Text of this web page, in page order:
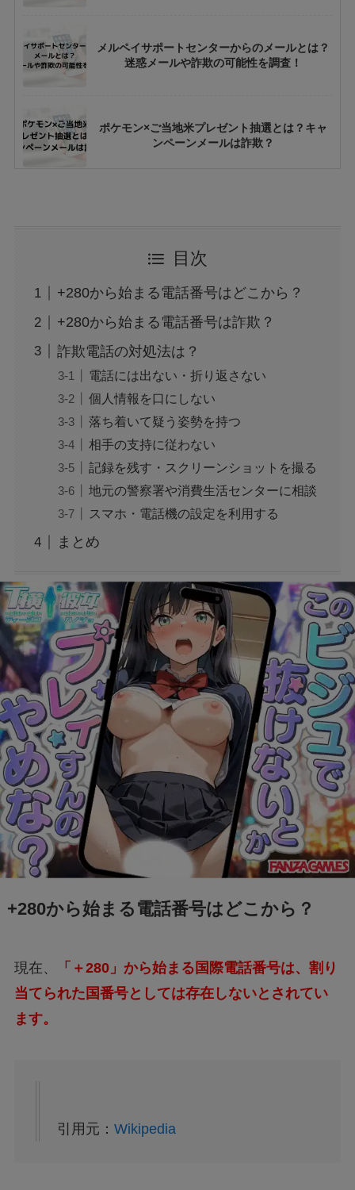
メルペイサポートセンターからのメールとは？
迷惑メールや詐欺の可能性を調査！
ポケモン×ご当地米プレゼント抽選とは？キャ
ンペーンメールは詐欺？
+889の国際電話番号から着信！どこの国？迷惑
や詐欺の可能性を調査！
インスタのAMIPARISセール広告は偽物？詐欺
で本物ではない可能性も調査！
Lineアカウント利用停止予定のお知らせとは？
詐欺や迷惑メールの可能性を調査！
Yahooのプライバシー設定に関するご案内と
は？メールが詐欺の噂も！
SELANOX comの仮想通貨とは？イーロンマス
クのなりすましで詐欺？
目次
+280から始まる電話番号はどこから？
+280から始まる電話番号は詐欺？
詐欺電話の対処法は？
電話には出ない・折り返さない
個人情報を口にしない
落ち着いて疑う姿勢を持つ
相手の支持に従わない
記録を残す・スクリーンショットを撮る
地元の警察署や消費生活センターに相談
スマホ・電話機の設定を利用する
まとめ
+280から始まる電話番号はどこから？
現在、
「＋280」から始まる国際電話番号は、割り
当てられた国番号としては存在しないとされてい
ます。
引用元： Wikipedia